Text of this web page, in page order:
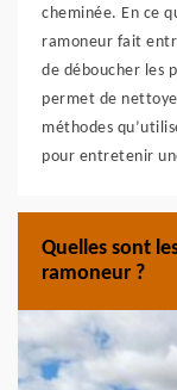
cheminée. En ce
ramoneur fait
de déboucher les
permet de
méthodes
pour entretenir
Quelles sont
ramoneur ?